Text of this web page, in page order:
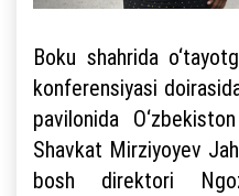
Boku shahrida
konferensiyasi
pavilonida
Shavkat Mirziyoyev
bosh direktori